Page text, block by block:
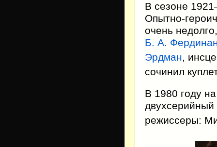
В сезоне
Опытно-
очень
Б. А.
Эрдман,
сочинил
В 1980 году
режиссеры: